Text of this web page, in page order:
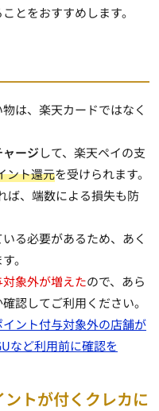
とをおすすめします。
は、楽天カードではなく
ージして、楽天ペイの支
ント還元を受けられます。
ば、端数による損失も防
る必要があるため、あく
。
象外が増えたので、あら
認してご利用ください。
イント付与対象外の店舗が
など利用前に確認を
トが付くクレカに